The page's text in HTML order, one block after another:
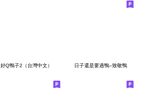
好Q鴨子2（台灣中文） 日子還是要過鴨–致敬鴨